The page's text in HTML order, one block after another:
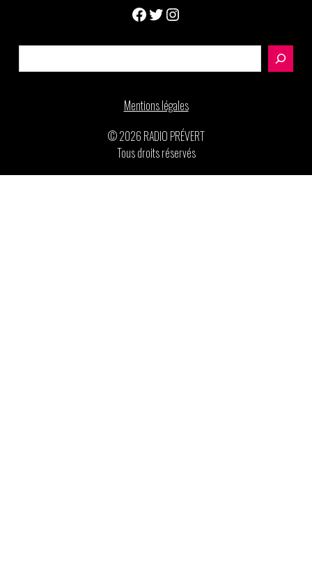
Facebook
TwitterInstagram
Mentions légales
© 2026 RADIO PRÉVERT
Tous droits réservés